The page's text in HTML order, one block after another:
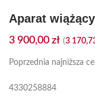
Aparat
3 900,00 zł (3
Poprzednia najniższa
4330258884